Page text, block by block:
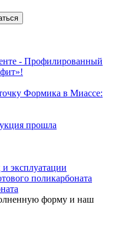
- Профилированный
Формика в Миассе:
прошла
эксплуатации
поликарбоната
форму и наш